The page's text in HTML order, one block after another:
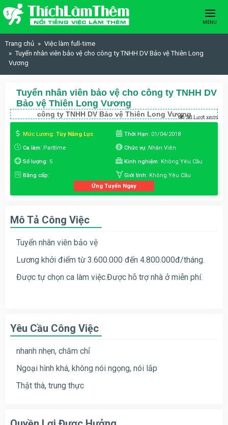
Skip to content
MENU
Trang chủ
Việc làm full-time
Tuyển nhân viên bảo vệ cho công ty TNHH DV Bảo vệ Thiên Long
Vương
Tuyển nhân viên bảo vệ cho công ty TNHH DV
Bảo vệ Thiên Long Vương
công ty TNHH DV Bảo vệ Thiên Long Vương50 Lượt xem
Mức Lương: Tùy Năng Lực Thời Hạn: 01/04/2018
Ca làm: Parttime Chức vụ: Nhân Viên
Số lượng: 5 Kinh nghiệm: Không Yêu Cầu
Bằng cấp: Giới tính: Không Yêu Cầu
Ứng Tuyển Ngay
Mô Tả Công Việc
Tuyển nhân viên bảo vệ
Lương khởi điểm từ 3.600.000 đến 4.800.000đ/tháng.
Được tự chọn ca làm việc.Được hỗ trợ nhà ở miễn phí.
Yêu Cầu Công Việc
nhanh nhẹn, chăm chỉ
Ngoại hình khá, không nói ngọng, nói lắp
Thật thà, trung thực